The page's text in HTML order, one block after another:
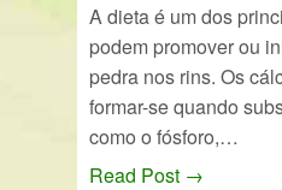
A dieta é um dos
podem promover ou
pedra nos rins. Os
formar-se quando
como o fósforo,…
Read Post →